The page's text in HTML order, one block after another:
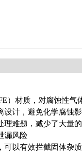
）材质，对腐蚀性气
计，避免化学腐蚀
理难题，减少了大量
漏风险
以有效拦截固体杂